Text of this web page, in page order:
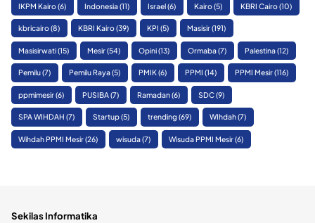
IKPM Kairo(6) Indonesia(11) Israel(6) Kairo(5) KBRI Cairo(10)
kbricairo(8) KBRI Kairo(39) KPI (5) Masisir(191)
Masisirwati(15) Mesir(54) Opini(13) Ormaba(7) Palestina(12)
Pemilu(7) Pemilu Raya(5) PMIK(6) PPMI (14) PPMI Mesir(116)
ppmimesir(6) PUSIBA(7) Ramadan(6) SDC(9)
SPA WIHDAH (7) Startup(5) trending (69) WIhdah(7)
Wihdah PPMI Mesir(26) wisuda(7) Wisuda PPMI Mesir(6)
Sekilas Informatika